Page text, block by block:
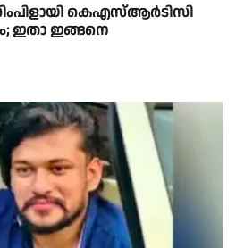
കെഎസ്ആര്‍ടിസി
ഇതാ ഇങ്ങനെ